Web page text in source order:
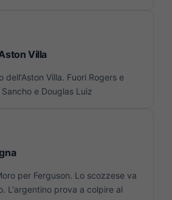
Villa
dell'Aston Villa. Fuori Rogers e
e Douglas Luiz
per Ferguson. Lo scozzese va
L'argentino prova a colpire al